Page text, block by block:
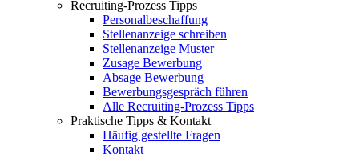
Recruiting-Prozess Tipps
Personalbeschaffung
Stellenanzeige schreiben
Stellenanzeige Muster
Zusage Bewerbung
Absage Bewerbung
Bewerbungsgespräch führen
Alle Recruiting-Prozess Tipps
Praktische Tipps & Kontakt
Häufig gestellte Fragen
Kontakt